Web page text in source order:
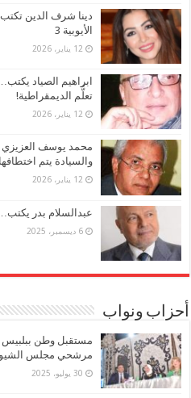
دينا شرف الدين
الأيوبية 3
12 يناير، 2026
ابراهيم الصياد
تعلُّم الديمقراطية!
12 يناير، 2026
محمد يوسف العزيزي
والسيادة يتم
12 يناير، 2026
عبدالسلام بدر
6 ديسمبر، 2025
أحزاب ونواب
مستقبل وطن ببلبيس
مرشحي مجلس
30 يوليو، 2025